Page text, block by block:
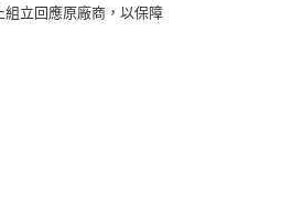
立回應原廠商，以保障